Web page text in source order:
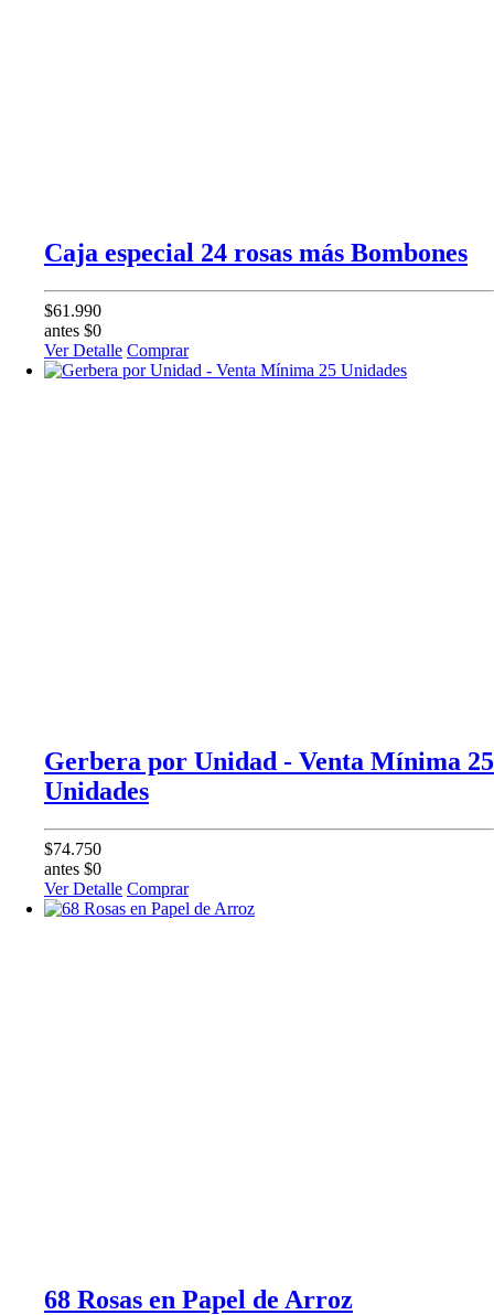
Caja especial 24 rosas más Bombones
$61.990
antes $0
Ver Detalle Comprar
Gerbera por Unidad - Venta Mínima 25
Unidades
$74.750
antes $0
Ver Detalle Comprar
68 Rosas en Papel de Arroz